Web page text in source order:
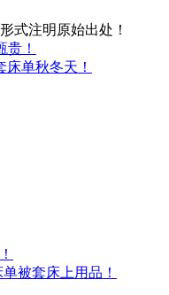
式注明原始出处！
！
单秋冬天！
被套床上用品！